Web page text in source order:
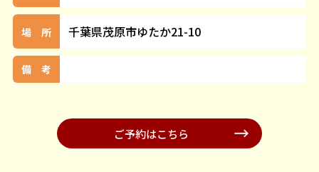
場 所 千葉県茂原市ゆたか21-10
備 考
ご予約はこちら